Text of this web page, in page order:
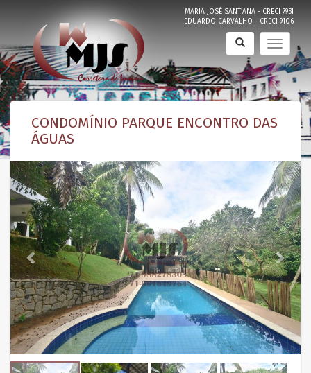
para
o
conteúdo
MARIA JOSÉ SANT’ANA - CRECI 7951
EDUARDO CARVALHO - CRECI 9106
CONDOMÍNIO PARQUE ENCONTRO DAS
ÁGUAS